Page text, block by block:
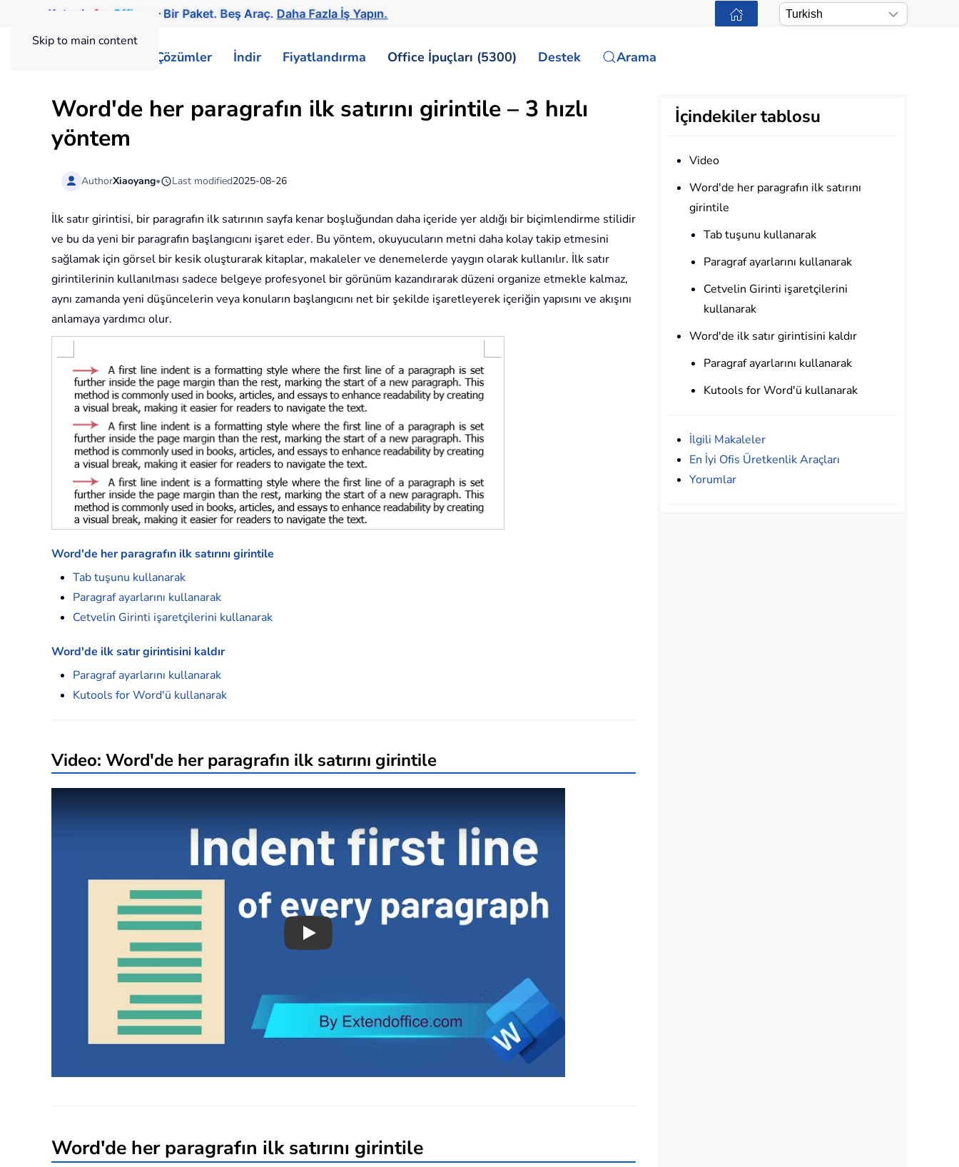
Skip to main content
Kutools for Office — Bir Paket. Beş Araç. Daha Fazla İş Yapın.
Çözümler İndir Fiyatlandırma Office İpuçları (5300) Destek Arama
Word'de her paragrafın ilk satırını girintile – 3 hızlı
yöntem
AuthorXiaoyang• Last modified2025-08-26
İlk satır girintisi, bir paragrafın ilk satırının sayfa kenar boşluğundan daha içeride yer aldığı bir biçimlendirme stilidir
ve bu da yeni bir paragrafın başlangıcını işaret eder. Bu yöntem, okuyucuların metni daha kolay takip etmesini
sağlamak için görsel bir kesik oluşturarak kitaplar, makaleler ve denemelerde yaygın olarak kullanılır. İlk satır
girintilerinin kullanılması sadece belgeye profesyonel bir görünüm kazandırarak düzeni organize etmekle kalmaz,
aynı zamanda yeni düşüncelerin veya konuların başlangıcını net bir şekilde işaretleyerek içeriğin yapısını ve akışını
anlamaya yardımcı olur.
Word'de her paragrafın ilk satırını girintile
Tab tuşunu kullanarak
Paragraf ayarlarını kullanarak
Cetvelin Girinti işaretçilerini kullanarak
Word'de ilk satır girintisini kaldır
Paragraf ayarlarını kullanarak
Kutools for Word'ü kullanarak
Video: Word'de her paragrafın ilk satırını girintile
Play
Word'de her paragrafın ilk satırını girintile
İçindekiler tablosu
Video
Word'de her paragrafın ilk satırını
girintile
Tab tuşunu kullanarak
Paragraf ayarlarını kullanarak
Cetvelin Girinti işaretçilerini
kullanarak
Word'de ilk satır girintisini kaldır
Paragraf ayarlarını kullanarak
Kutools for Word'ü kullanarak
İlgili Makaleler
En İyi Ofis Üretkenlik Araçları
Yorumlar